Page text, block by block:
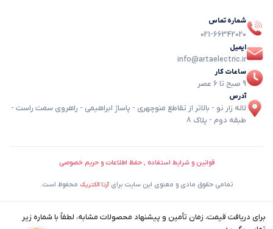
شماره تماس
021-66342020
ایمیل
info@artaelectric.ir
ساعات کار
9 صبح تا 6 عصر
آدرس
لاله زار نو - بالاتر از تقاطع منوچهری - پاساژ ابراهیمی - راهروی سمت راست -
طبقه دوم - پلاک 8
قوانین و شرایط استفاده , حفظ اطلاعات و حریم خصوصی
تمامی حقوق مادی و معنوی این سایت برای آرتا الکتریک محفوظ است.
برای دریافت قیمت، زمان تأمین و پیشنهاد محصولات مشابه، لطفاً با شماره زیر